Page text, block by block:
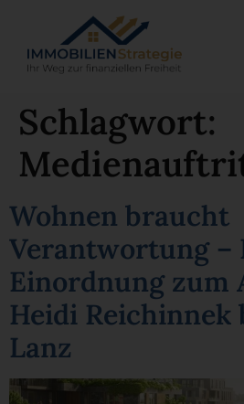
Schlagwort:
Wohnen braucht
Verantwortung –
Einordnung
Heidi Reichinnek
Lanz